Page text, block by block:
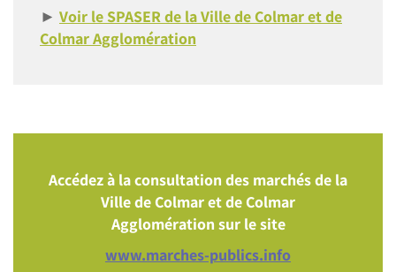
► Voir le SPASER de la Ville de Colmar et de
Colmar Agglomération
Accédez à la consultation des marchés de la
Ville de Colmar et de Colmar
Agglomération sur le site
www.marches-publics.info